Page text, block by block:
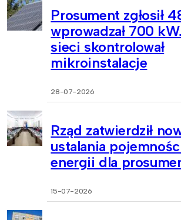
Prosument zgłosił
wprowadzał 700
sieci skontrolował
mikroinstalacje
28-07-2026
Rząd zatwierdził
ustalania
energii dla
15-07-2026